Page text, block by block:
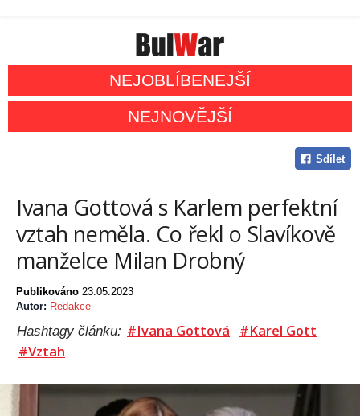
NEJOBLÍBENEJŠÍ
NEJNOVĚJŠÍ
Sdílet
Ivana Gottová s Karlem perfektní
vztah neměla. Co řekl o Slavíkově
manželce Milan Drobný
Publikováno 23.05.2023
Autor: Redakce
Hashtagy článku: #Ivana Gottová
#Karel Gott
#Vztah